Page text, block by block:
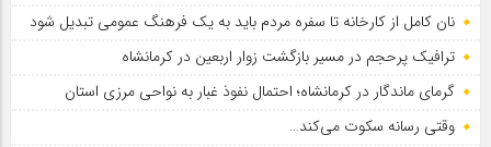
نان کامل از کارخانه تا سفره مردم باید به یک فرهنگ عمومی تبدیل شود
ترافیک پرحجم در مسیر بازگشت زوار اربعین در کرمانشاه
گرمای ماندگار در کرمانشاه؛ احتمال نفوذ غبار به نواحی مرزی استان
وقتی رسانه سکوت می‌کند…